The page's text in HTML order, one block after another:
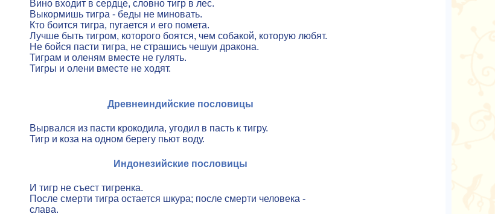
Вино входит в сердце, словно тигр в лес.
Выкормишь тигра - беды не миновать.
Кто боится тигра, пугается и его помета.
Лучше быть тигром, которого боятся, чем собакой, которую любят.
Не бойся пасти тигра, не страшись чешуи дракона.
Тиграм и оленям вместе не гулять.
Тигры и олени вместе не ходят.
Древнеиндийские пословицы
Вырвался из пасти крокодила, угодил в пасть к тигру.
Тигр и коза на одном берегу пьют воду.
Индонезийские пословицы
И тигр не съест тигренка.
После смерти тигра остается шкура; после смерти человека -
слава.